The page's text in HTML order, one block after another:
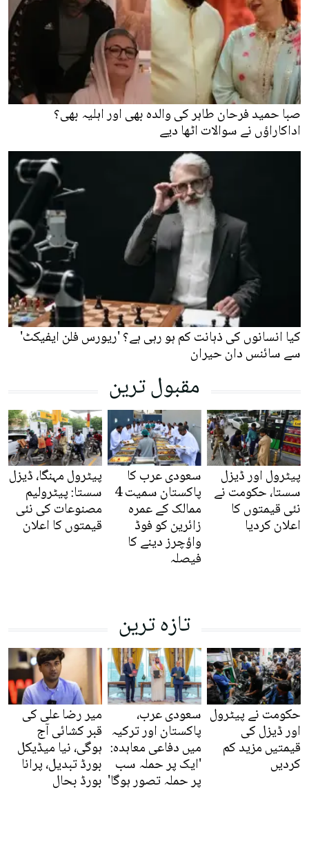
صبا حمید فرحان طاہر کی والدہ بھی اور اہلیہ بھی؟
اداکاراؤں نے سوالات اٹھا دیے
کیا انسانوں کی ذہانت کم ہو رہی ہے؟ 'ریورس فلن ایفیکٹ'
سے سائنس دان حیران
مقبول ترین
پیٹرول اور ڈیزل
سستا، حکومت نے
نئی قیمتوں کا
اعلان کردیا
سعودی عرب کا
پاکستان سمیت 4
ممالک کے عمرہ
زائرین کو فوڈ
واؤچرز دینے کا
فیصلہ
پیٹرول مہنگا، ڈیزل
سستا: پیٹرولیم
مصنوعات کی نئی
قیمتوں کا اعلان
تازہ ترین
حکومت نے پیٹرول
اور ڈیزل کی
قیمتیں مزید کم
کردیں
سعودی عرب،
پاکستان اور ترکیہ
میں دفاعی معاہدہ:
'ایک پر حملہ سب
پر حملہ تصور ہوگا'
میر رضا علی کی
قبر کشائی آج
ہوگی، نیا میڈیکل
بورڈ تبدیل، پرانا
بورڈ بحال